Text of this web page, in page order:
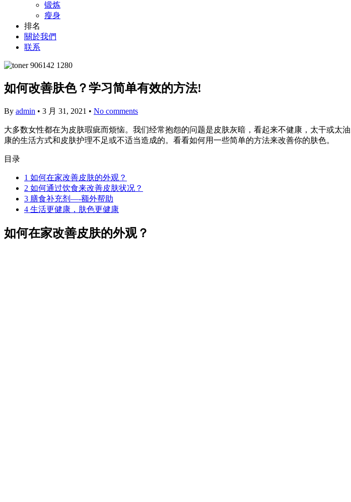
锻炼
瘦身
排名
關於我們
联系
如何改善肤色？学习简单有效的方法!
By admin • 3 月 31, 2021 • No comments
大多数女性都在为皮肤瑕疵而烦恼。我们经常抱怨的问题是皮肤灰暗，看起来不健康，太干或
康的生活方式和皮肤护理不足或不适当造成的。看看如何用一些简单的方法来改善你的肤色。
目录
1 如何在家改善皮肤的外观？
2 如何通过饮食来改善皮肤状况？
3 膳食补充剂—-额外帮助
4 生活更健康，肤色更健康
如何在家改善皮肤的外观？